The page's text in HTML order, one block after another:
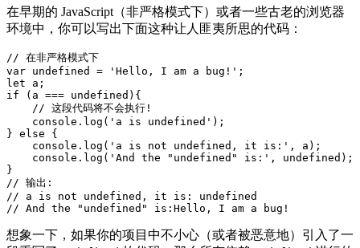
在早期的 JavaScript（非严格模式下）或者一些古老的浏览器
环境中，你可以写出下面这种让人匪夷所思的代码：
// 在非严格模式下
var undefined = 'Hello, I am a bug!';
let a;
if (a === undefined){
    // 这段代码将不会执行!
    console.log('a is undefined');
} else {
    console.log('a is not undefined, it is:', a);
    console.log('And the "undefined" is:', undefined);
}
// 输出:
// a is not undefined, it is: undefined
// And the "undefined" is:Hello, I am a bug!
想象一下，如果你的项目中不小心（或者被恶意地）引入了一